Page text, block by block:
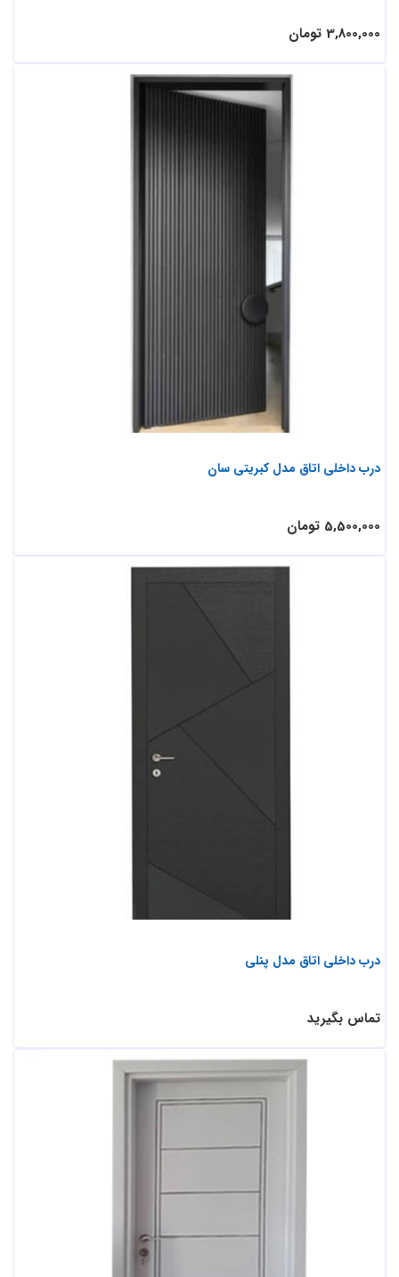
3,800,000 تومان
درب داخلی اتاق مدل کبریتی سان
5,500,000 تومان
درب داخلی اتاق مدل پنلی
تماس بگیرید